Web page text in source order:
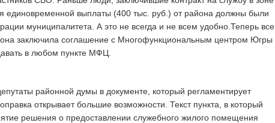
единовременной выплаты (400 тыс. руб.) от района должны были
муниципалитета. А это не всегда и не всем удобно.Теперь все
заключила соглашение с Многофункциональным центром Югры
в любом пункте МФЦ.
районной думы в документе, который регламентирует
открывает большие возможности. Текст пункта, в который
решения о предоставлении служебного жилого помещения